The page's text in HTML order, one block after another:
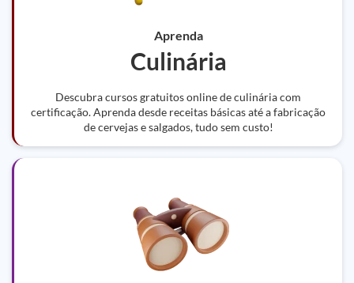
Aprenda
Culinária
Descubra cursos gratuitos online de culinária com
certificação. Aprenda desde receitas básicas até a fabricação
de cervejas e salgados, tudo sem custo!